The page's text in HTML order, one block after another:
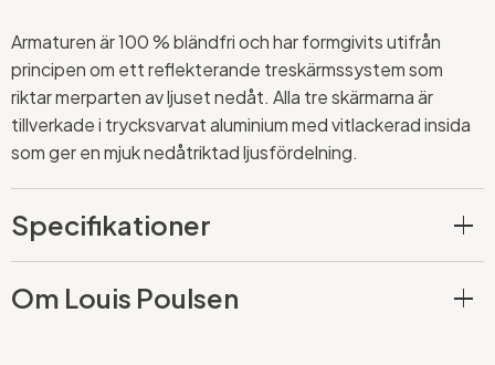
Armaturen är 100 % bländfri och har formgivits utifrån
principen om ett reflekterande treskärmssystem som
riktar merparten av ljuset nedåt. Alla tre skärmarna är
tillverkade i trycksvarvat aluminium med vitlackerad insida
som ger en mjuk nedåtriktad ljusfördelning.
Specifikationer
Om Louis Poulsen